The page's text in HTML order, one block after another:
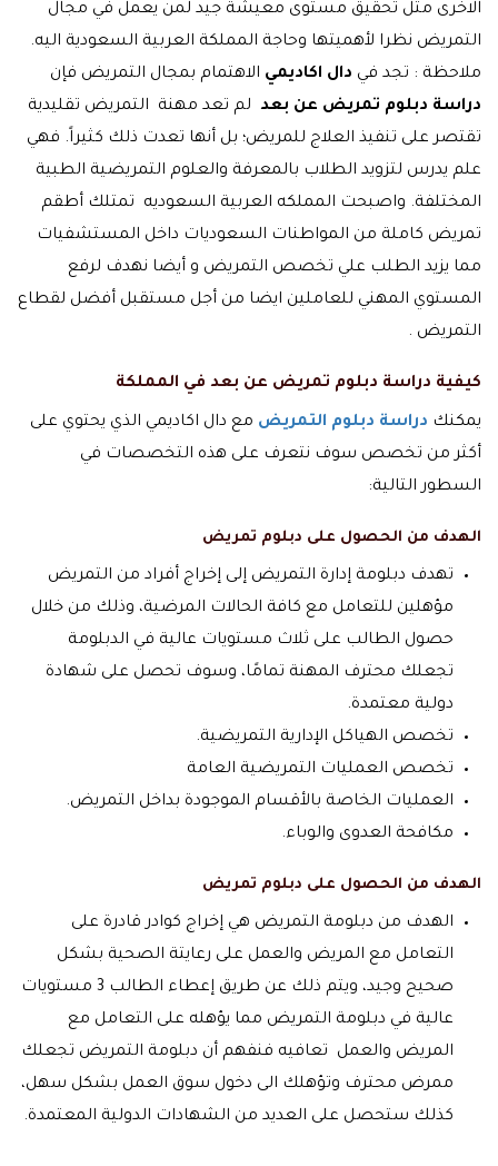
الاخرى مثل تحقيق مستوى معيشة جيد لمن يعمل في مجال
التمريض نظرا لأهميتها وحاجة المملكة العربية السعودية اليه.
ملاحظة : تجد في دال اكاديمي الاهتمام بمجال التمريض فإن
دراسة دبلوم تمريض عن بعد لم تعد مهنة التمريض تقليدية
تقتصر على تنفيذ العلاج للمريض؛ بل أنها تعدت ذلك كثيراً. فهي
علم يدرس لتزويد الطلاب بالمعرفة والعلوم التمريضية الطبية
المختلفة. واصبحت المملكه العربية السعوديه تمتلك أطقم
تمريض كاملة من المواطنات السعوديات داخل المستشفيات
مما يزيد الطلب علي تخصص التمريض و أيضا نهدف لرفع
المستوي المهني للعاملين ايضا من أجل مستقبل أفضل لقطاع
التمريض .
كيفية دراسة دبلوم تمريض عن بعد في المملكة
يمكنك دراسة دبلوم التمريض مع دال اكاديمي الذي يحتوي على
أكثر من تخصص سوف نتعرف على هذه التخصصات في
السطور التالية:
الهدف من الحصول على دبلوم تمريض
تهدف دبلومة إدارة التمريض إلى إخراج أفراد من التمريض
مؤهلين للتعامل مع كافة الحالات المرضية، وذلك من خلال
حصول الطالب على ثلاث مستويات عالية في الدبلومة
تجعلك محترف المهنة تمامًا، وسوف تحصل على شهادة
دولية معتمدة.
تخصص الهياكل الإدارية التمريضية.
تخصص العمليات التمريضية العامة
العمليات الخاصة بالأقسام الموجودة بداخل التمريض.
مكافحة العدوى والوباء.
الهدف من الحصول على دبلوم تمريض
الهدف من دبلومة التمريض هي إخراج كوادر قادرة على
التعامل مع المريض والعمل على رعايتة الصحية بشكل
صحيح وجيد، ويتم ذلك عن طريق إعطاء الطالب 3 مستويات
عالية في دبلومة التمريض مما يؤهله على التعامل مع
المريض والعمل تعافيه فنفهم أن دبلومة التمريض تجعلك
ممرض محترف وتؤهلك الى دخول سوق العمل بشكل سهل،
كذلك ستحصل على العديد من الشهادات الدولية المعتمدة.